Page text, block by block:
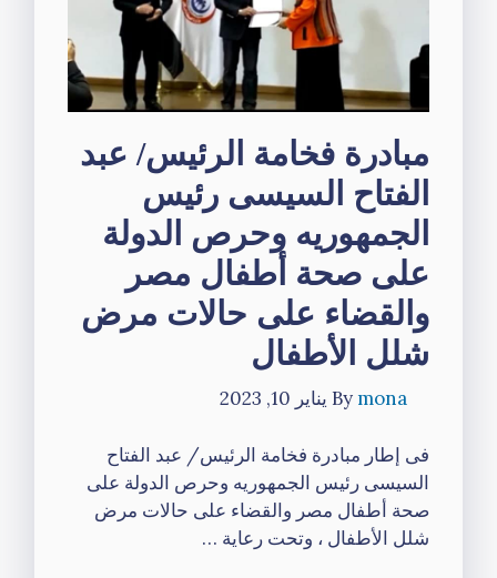
مبادرة فخامة الرئيس/ عبد
الفتاح السيسى رئيس
الجمهوريه وحرص الدولة
على صحة أطفال مصر
والقضاء على حالات مرض
شلل الأطفال
Bymona يناير 10, 2023
فى إطار مبادرة فخامة الرئيس/ عبد الفتاح
السيسى رئيس الجمهوريه وحرص الدولة على
صحة أطفال مصر والقضاء على حالات مرض
شلل الأطفال ، وتحت رعاية …